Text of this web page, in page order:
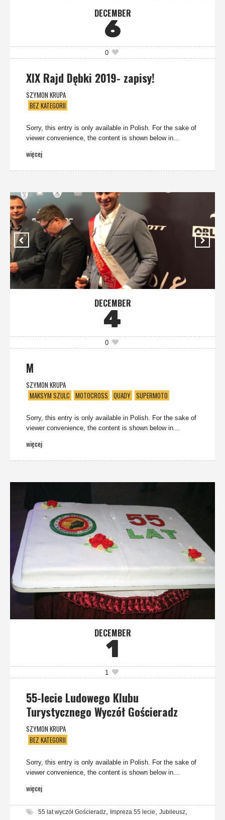
DECEMBER
6
0
XIX Rajd Dębki 2019- zapisy!
SZYMON KRUPA
BEZ KATEGORII
Sorry, this entry is only available in Polish. For the sake of
viewer convenience, the content is shown below in...
więcej
DECEMBER
4
0
M
SZYMON KRUPA
MAKSYM SZULC MOTOCROSS QUADY SUPERMOTO
Sorry, this entry is only available in Polish. For the sake of
viewer convenience, the content is shown below in...
więcej
DECEMBER
1
1
55-lecie Ludowego Klubu
Turystycznego Wyczół Gościeradz
SZYMON KRUPA
BEZ KATEGORII
Sorry, this entry is only available in Polish. For the sake of
viewer convenience, the content is shown below in...
więcej
55 lat wyczół Gościeradz Impreza 55 lecie Jubileusz